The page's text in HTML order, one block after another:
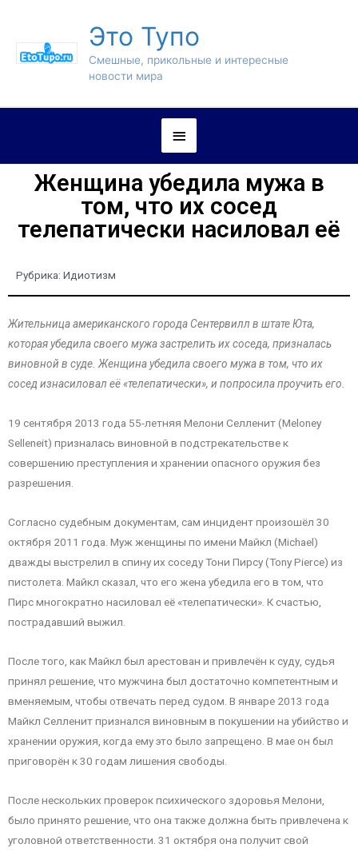
Это Тупо
Смешные, прикольные и интересные
новости мира
Женщина убедила мужа в
том, что их сосед
телепатически насиловал её
Рубрика: Идиотизм
Жительница американского города Сентервилл в штате Юта,
которая убедила своего мужа застрелить их соседа, призналась
виновной в суде. Женщина убедила своего мужа в том, что их
сосед изнасиловал её «телепатически», и попросила проучить его.
19 сентября 2013 года 55-летняя Мелони Селленит (Meloney
Selleneit) призналась виновной в подстрекательстве к
совершению преступления и хранении опасного оружия без
разрешения.
Согласно судебным документам, сам инцидент произошёл 30
октября 2011 года. Муж женщины по имени Майкл (Michael)
дважды выстрелил в спину их соседу Тони Пирсу (Tony Pierce) из
пистолета. Майкл сказал, что его жена убедила его в том, что
Пирс многократно насиловал её «телепатически». К счастью,
пострадавший выжил.
После того, как Майкл был арестован и привлечён к суду, судья
принял решение, что мужчина был достаточно компетентным и
вменяемым, чтобы отвечать перед судом. В январе 2013 года
Майкл Селленит признался виновным в покушении на убийство и
хранении оружия, когда ему это было запрещено. В мае он был
приговорён к 30 годам лишения свободы.
После нескольких проверок психического здоровья Мелони,
было принято решение, что она также должна быть привлечена к
уголовной ответственности. 31 октября она получит свой